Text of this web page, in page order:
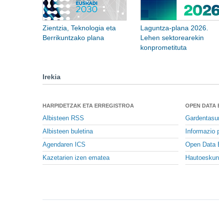
Zientzia, Teknologia eta
Berrikuntzako plana
Laguntza-plana 2026.
Lehen sektorearekin
konprometituta
Irekia
HARPIDETZAK ETA ERREGISTROA
Albisteen RSS
Albisteen buletina
Agendaren ICS
Kazetarien izen ematea
OPEN DATA
Informazio
Open Data